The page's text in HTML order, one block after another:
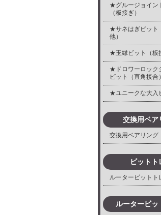
★グルージョイン
（板接ぎ）
★サネはぎビット
他）
★玉縁ビット（板
★ドロワーロック
ビット（直角接合）
★ユニークな大入
交換用ベア
交換用ベアリング
ビットト
ルータービットト
ルータービッ